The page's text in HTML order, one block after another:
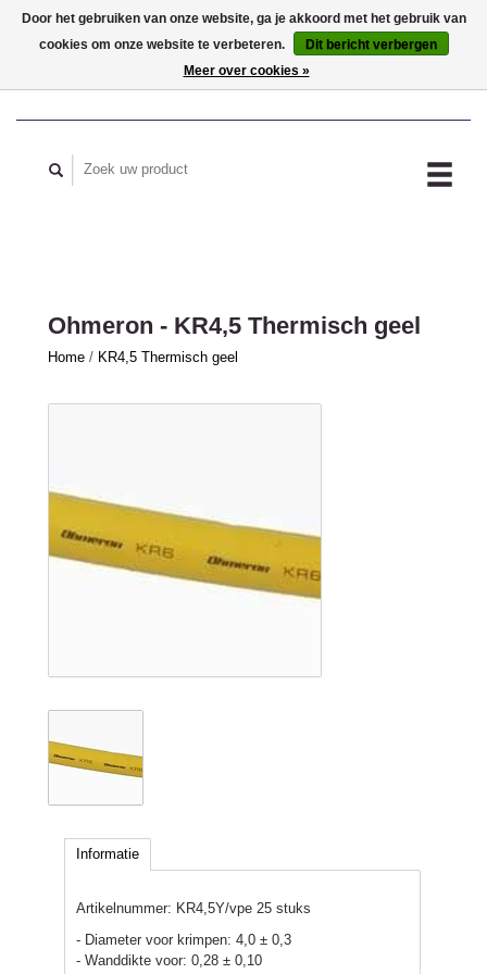
MIJN ACCOUNT
Ohmeron - KR4,5 Thermisch geel
Home / KR4,5 Thermisch geel
Informatie
Artikelnummer: KR4,5Y/vpe 25 stuks
- Diameter voor krimpen: 4,0 ± 0,3
- Wanddikte voor: 0,28 ± 0,10
Door het gebruiken van onze website, ga je akkoord met het gebruik van
cookies om onze website te verbeteren.
Dit bericht verbergen
Meer over cookies »